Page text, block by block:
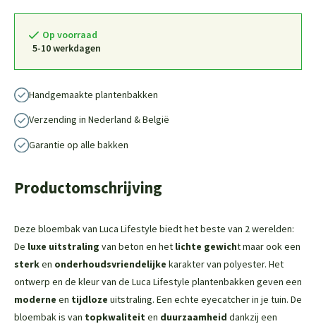
Op voorraad
5-10 werkdagen
Handgemaakte plantenbakken
Verzending in Nederland & België
Garantie op alle bakken
Productomschrijving
Deze bloembak van Luca Lifestyle biedt het beste van 2 werelden:
De luxe uitstraling van beton en het lichte gewicht maar ook een
sterken onderhoudsvriendelijke karakter van polyester. Het
ontwerp en de kleur van de Luca Lifestyle plantenbakken geven een
moderne en tijdloze uitstraling. Een echte eyecatcher in je tuin. De
bloembak is van topkwaliteit en duurzaamheid dankzij een